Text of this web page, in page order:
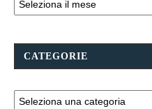
CATEGORIE